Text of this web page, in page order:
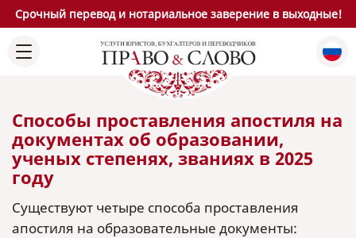
Срочный перевод и нотариальное заверение в выходные!
Способы проставления апостиля на
документах об образовании,
ученых степенях, званиях в 2025
году
Существуют четыре способа проставления
апостиля на образовательные документы: